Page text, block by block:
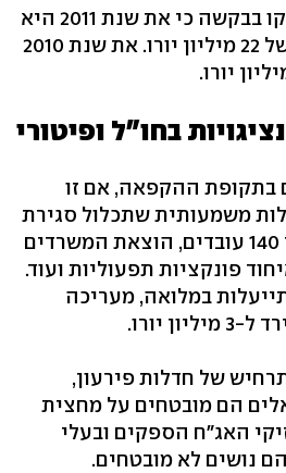
כמו כן, מציינת אגרקסקו בבקשה כי את שנת 2011 היא
צפויה לסיים בגירעון של 22 מיליון יורו. את שנת 2010
בחו"ל ופיטורי
בתקופת ההקפאה, אם זו
משמעותית שתכלול סגירת
נציגויות בחו"ל, פיטורי 140 עובדים, הוצאת המשרדים
פונקציות תפעוליות ועוד.
במלואה, מעריכה
יורו.
של חדלות פירעון,
הם מובטחים על מחצית
האג"ח הספקים ובעלי
נושים לא מובטחים.